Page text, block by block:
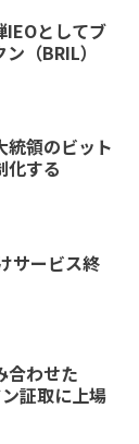
IEOとしてブ
（BRIL）
統領のビット
化する
サービス終
合わせた
証取に上場